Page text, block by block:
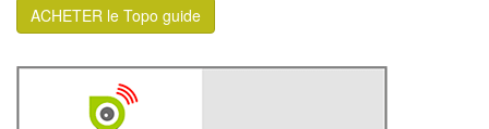
ACHETER le Topo guide